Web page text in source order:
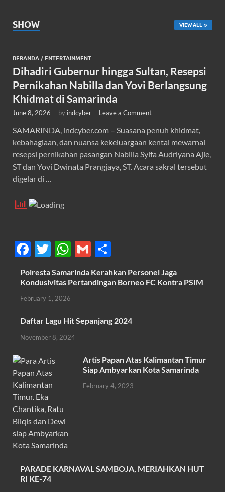
SHOW VIEW ALL
BERANDA / ENTERTAINMENT
Dihadiri Gubernur hingga Sultan, Resepsi
Pernikahan Nabilla dan Yovi Berlangsung
Khidmat di Samarinda
June 8, 2026 - by indcyber - Leave a Comment
SAMARINDA, indcyber.com – Suasana penuh khidmat,
kebahagiaan, dan nuansa kekeluargaan kental mewarnai
resepsi pernikahan pasangan Nabilla Syifa Audriyana Ajie,
ST dan Yovi Dwinata Prangjaya, ST. Acara sakral tersebut
digelar di …
F
ac
e
b
o
o
k
T
w
itt
er
W
h
at
A
p
p
G
m
ail
h
ar
Polresta Samarinda Kerahkan Personel Jaga
Kondusivitas Pertandingan Borneo FC Kontra PSIM
February 1, 2026
Daftar Lagu Hit Sepanjang 2024
November 8, 2024
Artis Papan Atas Kalimantan Timur
Siap Ambyarkan Kota Samarinda
February 4, 2023
PARADE KARNAVAL SAMBOJA, MERIAHKAN HUT
RI KE-74